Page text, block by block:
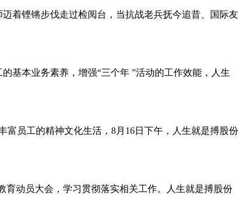
着铿锵步伐走过检阅台，当抗战老兵抚今追昔、国际友
基本业务素养，增强“三个年 ”活动的工作效能，人生
员工的精神文化生活，8月16日下午，人生就是搏股份
育动员大会，学习贯彻落实相关工作。人生就是搏股份